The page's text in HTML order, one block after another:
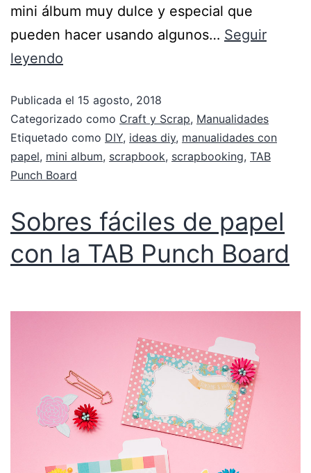
mini álbum muy dulce y especial que
pueden hacer usando algunos… Seguir
leyendo
Publicada el 15 agosto, 2018
Categorizado como Craft y Scrap, Manualidades
Etiquetado como DIY, ideas diy, manualidades con
papel, mini album, scrapbook, scrapbooking, TAB
Punch Board
Sobres fáciles de papel
con la TAB Punch Board